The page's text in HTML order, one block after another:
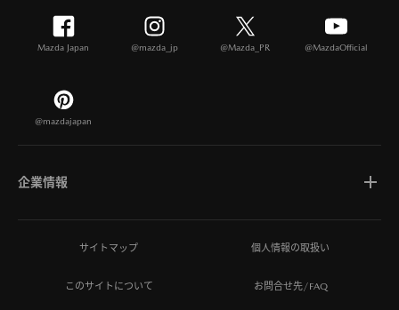
Mazda Japan @mazda_jp @Mazda_PR @MazdaOfficial
@mazdajapan
企業情報
マツダについて
ひとを想う価値創造
サイトマップ 個人情報の取扱い
このサイトについて お問合せ先/FAQ